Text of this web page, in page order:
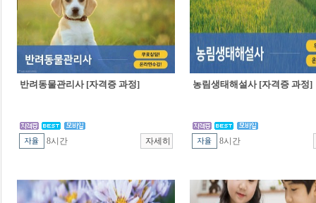
반려동물관리사 [자격증 과정]
8시간
농림생태해설사 [자격증 과정]
8시간